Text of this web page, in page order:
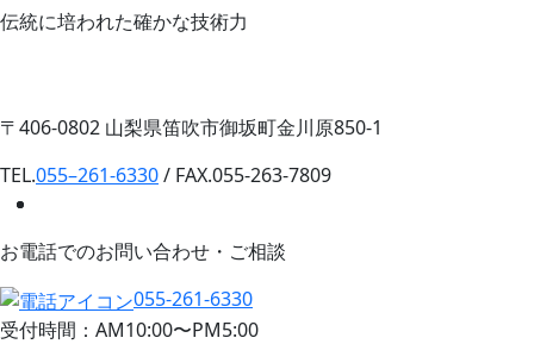
伝統に培われた確かな技術力
〒406-0802 山梨県笛吹市御坂町金川原850-1
TEL.055–261-6330/ FAX.055-263-7809
お電話でのお問い合わせ・ご相談
055-261-6330
受付時間：AM10:00〜PM5:00